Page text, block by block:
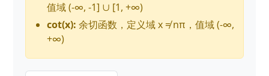
值域 (-∞, -1] ∪ [1, +∞)
cot(x): 余切函数，定义域 x ≠ nπ，值域 (-∞,
+∞)